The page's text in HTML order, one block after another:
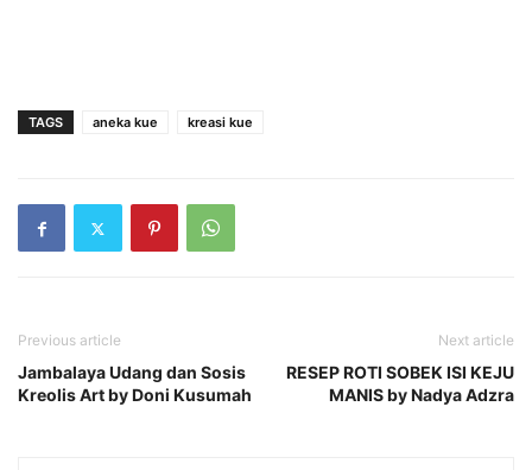
TAGS aneka kue kreasi kue
Previous article
Jambalaya Udang dan Sosis
Kreolis Art by Doni Kusumah
Next article
RESEP ROTI SOBEK ISI KEJU
MANIS by Nadya Adzra